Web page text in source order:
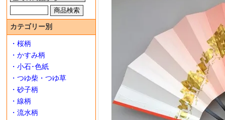
カテゴリー別
・桜柄
・かすみ柄
・小石･色紙
・つゆ柴・つゆ草
・砂子柄
・線柄
・流水柄